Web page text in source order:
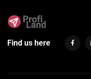
Find us here